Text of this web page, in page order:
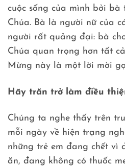
cuộc sống của mình bởi bà
Chúa. Bà là người nữ của
người rất quảng đại: bà
Chúa quan trọng hơn tất
Mừng này là một lời mời
Hãy trăn trở làm điều
Chúng ta nghe thấy trên
mỗi ngày về hiện trạng
những trẻ em đang chết vì
ăn, đang không có thuốc